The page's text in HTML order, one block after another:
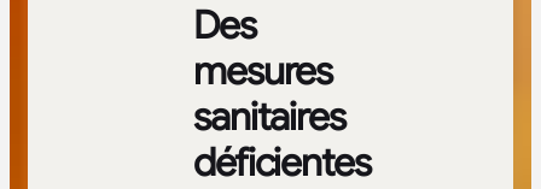
Des
mesures
sanitaires
déficientes